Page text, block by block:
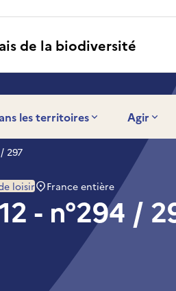
de la biodiversité
les territoires Agir
297
- n°294 /
loisir France entière